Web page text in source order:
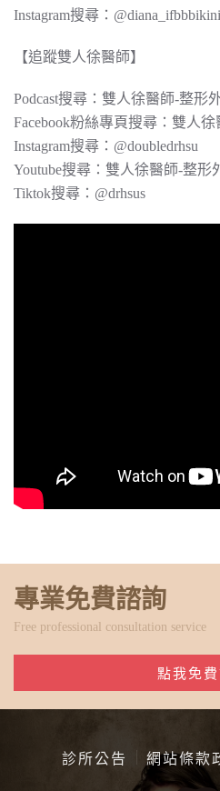
Instagram搜尋：
【追蹤雙人徐醫師】
Podcast搜尋：​​​​​​雙人徐醫師-整形
Facebook粉絲專頁搜尋：雙人
Instagram搜尋：@doubledrhsu
Youtube搜尋：雙人徐醫師-整形
Tiktok搜尋：@drhsus
專業免費諮詢
Free professional consultation service
點我免
診所公告 網站條款